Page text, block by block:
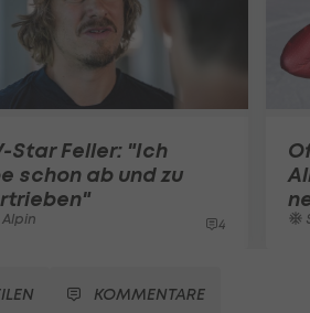
Star Feller: "Ich
schon ab und zu
Alpin 4
KOMMENTARE